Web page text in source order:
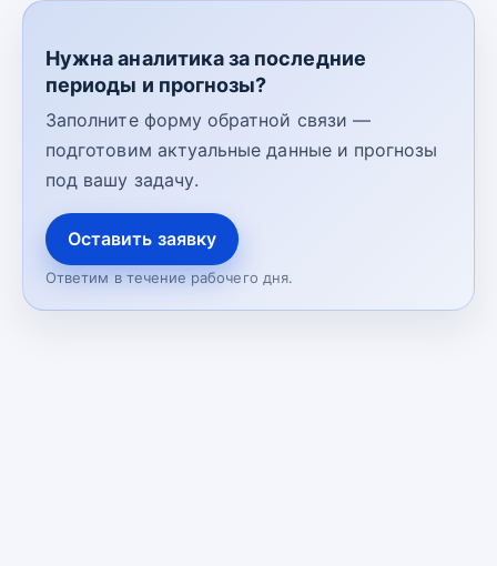
Нужна аналитика за последние
периоды и прогнозы?
Заполните форму обратной связи —
подготовим актуальные данные и прогнозы
под вашу задачу.
Оставить заявку
Ответим в течение рабочего дня.